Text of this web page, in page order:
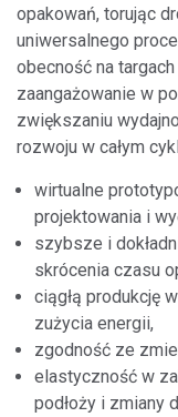
opakowań, torując
uniwersalnego
obecność na
zaangażowanie w
zwiększaniu
rozwoju w całym
wirtualne
projektowania i
szybsze i
skrócenia czasu
ciągłą produkcję
zużycia energii,
zgodność ze
elastyczność w
podłoży i zmiany